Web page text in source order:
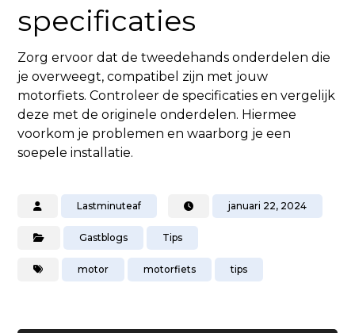
specificaties
Zorg ervoor dat de tweedehands onderdelen die
je overweegt, compatibel zijn met jouw
motorfiets. Controleer de specificaties en vergelijk
deze met de originele onderdelen. Hiermee
voorkom je problemen en waarborg je een
soepele installatie.
Lastminuteaf januari 22, 2024
Gastblogs Tips
motor motorfiets tips